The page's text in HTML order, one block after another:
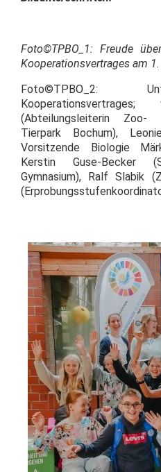
Foto©TPBO_1: Freude
Kooperationsvertrages am
Foto©TPBO_2:
(Abteilungsleiterin Zoo-
Tierpark Bochum),
Vorsitzende Biologie
Kerstin Guse-Becker
Gymnasium), Ralf Slabik